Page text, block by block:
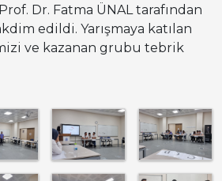
Dr. Fatma ÜNAL tarafından
edildi. Yarışmaya katılan
ve kazanan grubu tebrik